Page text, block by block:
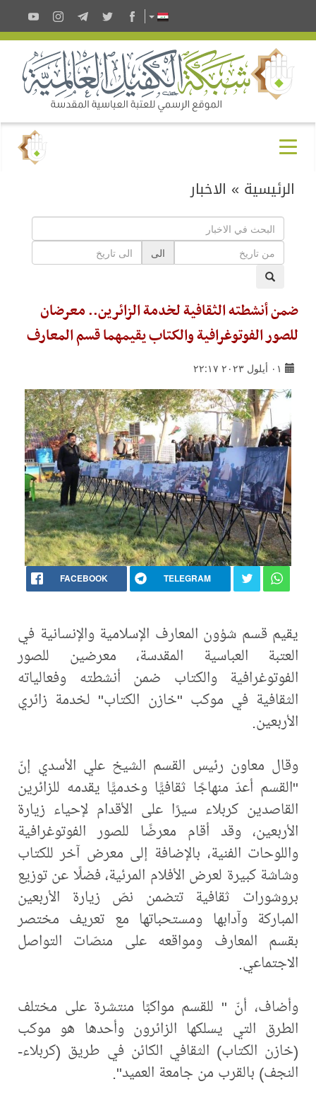
الرئيسية » الاخبار
الى
ضمن أنشطته الثقافية لخدمة الزائرين.. معرضان
للصور الفوتوغرافية والكتاب يقيمهما قسم المعارف
٠١ أيلول ٢٠٢٣ ٢٢:١٧
FACEBOOK TELEGRAM
يقيم قسم شؤون المعارف الإسلامية والإنسانية في
العتبة العباسية المقدسة، معرضين للصور
الفوتوغرافية والكتاب ضمن أنشطته وفعالياته
الثقافية في موكب "خازن الكتاب" لخدمة زائري
الأربعين.
وقال معاون رئيس القسم الشيخ علي الأسدي إنّ
"القسم أعدّ منهاجًا ثقافيًّا وخدميًّا يقدمه للزائرين
القاصدين كربلاء سيرًا على الأقدام لإحياء زيارة
الأربعين، وقد أقام معرضًا للصور الفوتوغرافية
واللوحات الفنية، بالإضافة إلى معرض آخر للكتاب
وشاشة كبيرة لعرض الأفلام المرئية، فضلًا عن توزيع
بروشورات ثقافية تتضمن نصّ زيارة الأربعين
المباركة وآدابها ومستحباتها مع تعريف مختصر
بقسم المعارف ومواقعه على منصّات التواصل
الاجتماعي.
وأضاف، أنّ " للقسم مواكبًا منتشرة على مختلف
الطرق التي يسلكها الزائرون وأحدها هو موكب
(خازن الكتاب) الثقافي الكائن في طريق (كربلاء-
النجف) بالقرب من جامعة العميد".